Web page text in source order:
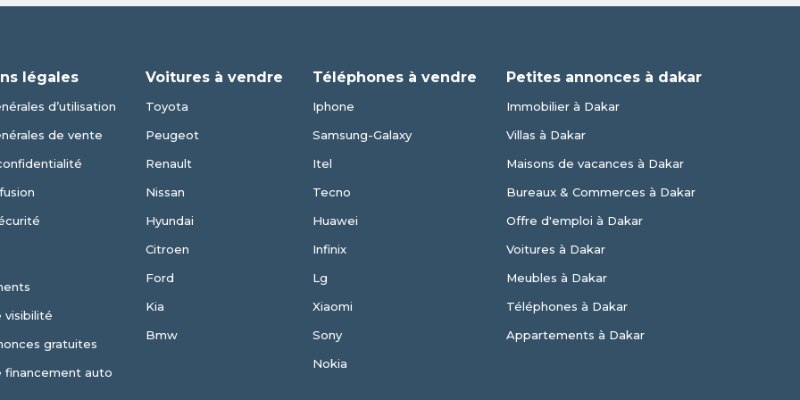
légales
d’utilisation
de vente
visibilité
gratuites
financement auto
Voitures à vendre
Toyota
Peugeot
Renault
Nissan
Hyundai
Citroen
Ford
Kia
Bmw
Téléphones à vendre
Iphone
Samsung-Galaxy
Itel
Tecno
Huawei
Infinix
Lg
Xiaomi
Sony
Nokia
Petites annonces à dakar
Immobilier à Dakar
Villas à Dakar
Maisons de vacances à Dakar
Bureaux & Commerces à Dakar
Offre d'emploi à Dakar
Voitures à Dakar
Meubles à Dakar
Téléphones à Dakar
Appartements à Dakar